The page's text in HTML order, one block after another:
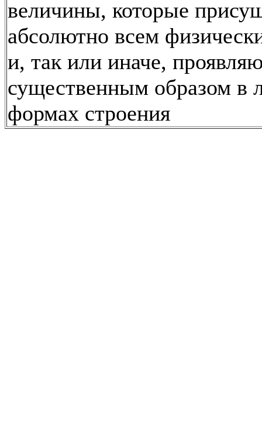
величины, которые
абсолютно всем
и, так или иначе,
существенным образом в
формах строения